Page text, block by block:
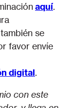
aquí.
se
favor envíe
digital.
con este